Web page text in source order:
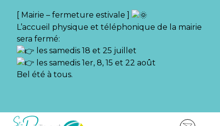
[ Mairie – fermeture estivale ]
L’accueil physique et téléphonique de la mairie
sera fermé:
les samedis 18 et 25 juillet
les samedis 1er, 8, 15 et 22 août
Bel été à tous.
Aller
Aller
Aller